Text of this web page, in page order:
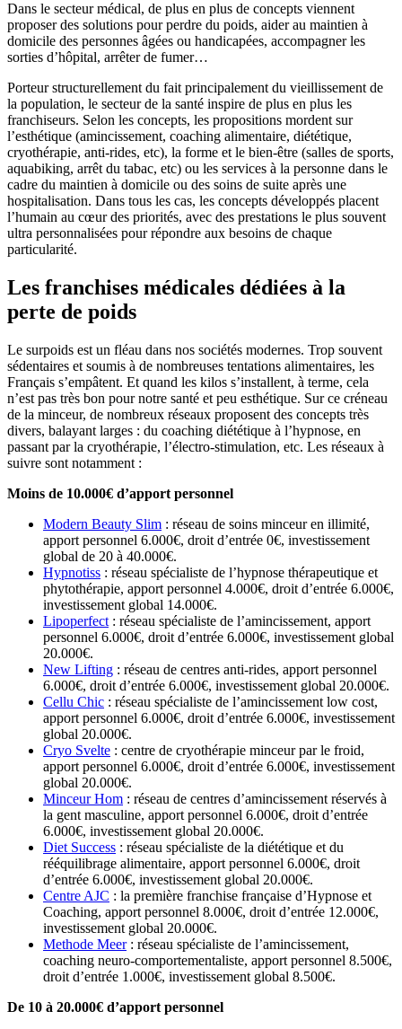
Dans le secteur médical, de plus en plus de concepts viennent
proposer des solutions pour perdre du poids, aider au maintien à
domicile des personnes âgées ou handicapées, accompagner les
sorties d’hôpital, arrêter de fumer…
Porteur structurellement du fait principalement du vieillissement de
la population, le secteur de la santé inspire de plus en plus les
franchiseurs. Selon les concepts, les propositions mordent sur
l’esthétique (amincissement, coaching alimentaire, diététique,
cryothérapie, anti-rides, etc), la forme et le bien-être (salles de sports,
aquabiking, arrêt du tabac, etc) ou les services à la personne dans le
cadre du maintien à domicile ou des soins de suite après une
hospitalisation. Dans tous les cas, les concepts développés placent
l’humain au cœur des priorités, avec des prestations le plus souvent
ultra personnalisées pour répondre aux besoins de chaque
particularité.
Les franchises médicales dédiées à la
perte de poids
Le surpoids est un fléau dans nos sociétés modernes. Trop souvent
sédentaires et soumis à de nombreuses tentations alimentaires, les
Français s’empâtent. Et quand les kilos s’installent, à terme, cela
n’est pas très bon pour notre santé et peu esthétique. Sur ce créneau
de la minceur, de nombreux réseaux proposent des concepts très
divers, balayant larges : du coaching diététique à l’hypnose, en
passant par la cryothérapie, l’électro-stimulation, etc. Les réseaux à
suivre sont notamment :
Moins de 10.000€ d’apport personnel
Modern Beauty Slim : réseau de soins minceur en illimité,
apport personnel 6.000€, droit d’entrée 0€, investissement
global de 20 à 40.000€.
Hypnotiss : réseau spécialiste de l’hypnose thérapeutique et
phytothérapie, apport personnel 4.000€, droit d’entrée 6.000€,
investissement global 14.000€.
Lipoperfect : réseau spécialiste de l’amincissement, apport
personnel 6.000€, droit d’entrée 6.000€, investissement global
20.000€.
New Lifting : réseau de centres anti-rides, apport personnel
6.000€, droit d’entrée 6.000€, investissement global 20.000€.
Cellu Chic : réseau spécialiste de l’amincissement low cost,
apport personnel 6.000€, droit d’entrée 6.000€, investissement
global 20.000€.
Cryo Svelte : centre de cryothérapie minceur par le froid,
apport personnel 6.000€, droit d’entrée 6.000€, investissement
global 20.000€.
Minceur Hom : réseau de centres d’amincissement réservés à
la gent masculine, apport personnel 6.000€, droit d’entrée
6.000€, investissement global 20.000€.
Diet Success : réseau spécialiste de la diététique et du
rééquilibrage alimentaire, apport personnel 6.000€, droit
d’entrée 6.000€, investissement global 20.000€.
Centre AJC : la première franchise française d’Hypnose et
Coaching, apport personnel 8.000€, droit d’entrée 12.000€,
investissement global 20.000€.
Methode Meer: réseau spécialiste de l’amincissement,
coaching neuro-comportementaliste, apport personnel 8.500€,
droit d’entrée 1.000€, investissement global 8.500€.
De 10 à 20.000€ d’apport personnel